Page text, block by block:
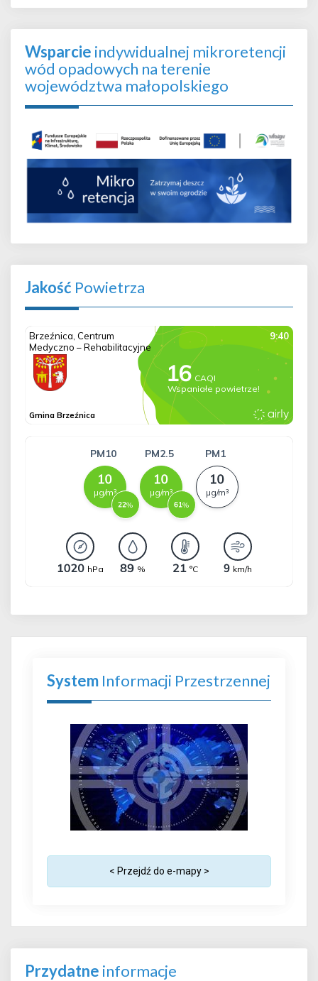
Wsparcie indywidualnej mikroretencji
wód opadowych na terenie
województwa małopolskiego
Jakość Powietrza
System Informacji Przestrzennej
< Przejdź do e-mapy >
Przydatne informacje